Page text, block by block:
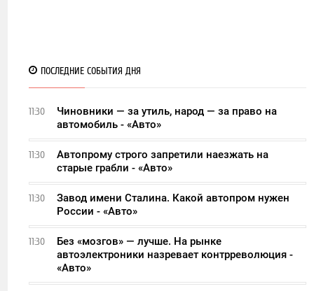
ПОСЛЕДНИЕ СОБЫТИЯ ДНЯ
11:30
Чиновники — за утиль, народ — за право на
автомобиль - «Авто»
11:30
Автопрому строго запретили наезжать на
старые грабли - «Авто»
11:30
Завод имени Сталина. Какой автопром нужен
России - «Авто»
11:30
Без «мозгов» — лучше. На рынке
автоэлектроники назревает контрреволюция -
«Авто»